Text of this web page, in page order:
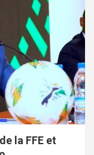
la FFE et